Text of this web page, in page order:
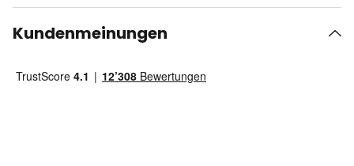
Kundenmeinungen